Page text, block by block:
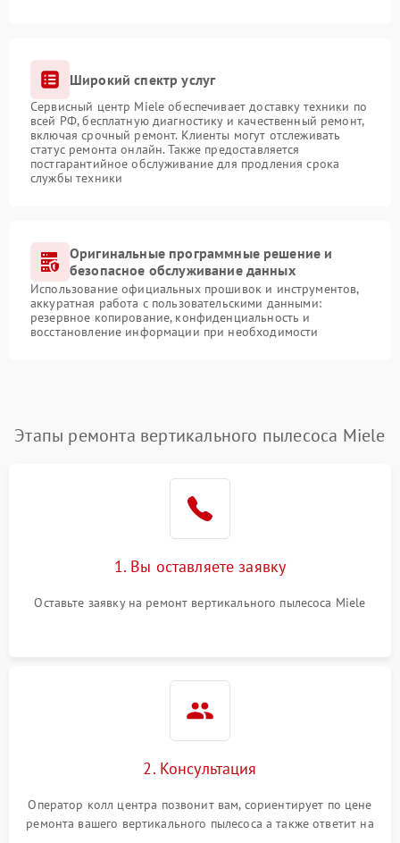
Широкий спектр услуг
Сервисный центр Miele обеспечивает доставку техники по
всей РФ, бесплатную диагностику и качественный ремонт,
включая срочный ремонт. Клиенты могут отслеживать
статус ремонта онлайн. Также предоставляется
постгарантийное обслуживание для продления срока
службы техники
Оригинальные программные решение и
безопасное обслуживание данных
Использование официальных прошивок и инструментов,
аккуратная работа с пользовательскими данными:
резервное копирование, конфиденциальность и
восстановление информации при необходимости
Этапы ремонта вертикального пылесоса Miele
1. Вы оставляете заявку
Оставьте заявку на ремонт вертикального пылесоса Miele
2. Консультация
Оператор колл центра позвонит вам, сориентирует по цене
ремонта вашего вертикального пылесоса а также ответит на